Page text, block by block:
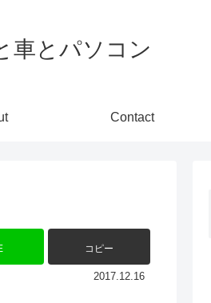
車とパソコン
Contact
コピー
2017.12.16